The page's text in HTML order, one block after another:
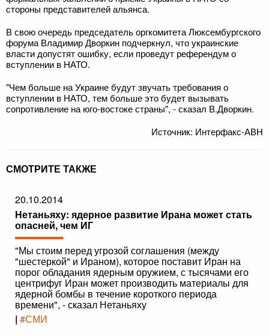
стороны представителей альянса.
В свою очередь председатель оргкомитета Люксембургского
форума Владимир Дворкин подчеркнул, что украинские
власти допустят ошибку, если проведут референдум о
вступлении в НАТО.
"Чем больше на Украине будут звучать требования о
вступлении в НАТО, тем больше это будет вызывать
сопротивление на юго-востоке страны", - сказал В.Дворкин.
Источник: Интерфакс-АВН
СМОТРИТЕ ТАКЖЕ
20.10.2014
Нетаньяху: ядерное развитие Ирана может стать
опасней, чем ИГ
"Мы стоим перед угрозой соглашения (между
"шестеркой" и Ираном), которое поставит Иран на
порог обладания ядерным оружием, с тысячами его
центрифуг Иран может производить материалы для
ядерной бомбы в течение короткого периода
времени", - сказал Нетаньяху
| #СМИ